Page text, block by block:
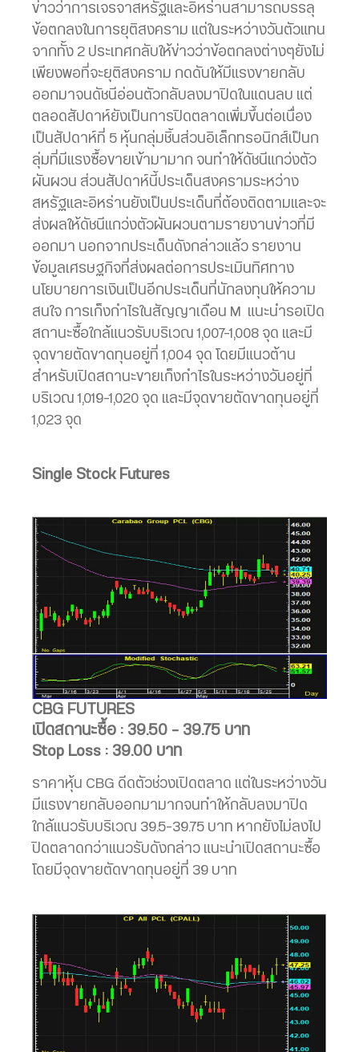
ข่าวว่าการเจรจาสหรัฐและอิหร่านสามารถบรรลุ
ข้อตกลงในการยุติสงคราม แต่ในระหว่างวันตัวแทน
จากทั้ง 2 ประเทศกลับให้ข่าวว่าข้อตกลงต่างๆยังไม่
เพียงพอที่จะยุติสงคราม กดดันให้มีแรงขายกลับ
ออกมาจนดัชนีอ่อนตัวกลับลงมาปิดในแดนลบ แต่
ตลอดสัปดาห์ยังเป็นการปิดตลาดเพิ่มขึ้นต่อเนื่อง
เป็นสัปดาห์ที่ 5 หุ้นกลุ่มชิ้นส่วนอิเล็กทรอนิกส์เป็นก
ลุ่มที่มีแรงซื้อขายเข้ามามาก จนทำให้ดัชนีแกว่งตัว
ผันผวน ส่วนสัปดาห์นี้ประเด็นสงครามระหว่าง
สหรัฐและอิหร่านยังเป็นประเด็นที่ต้องติดตามและจะ
ส่งผลให้ดัชนีแกว่งตัวผันผวนตามรายงานข่าวที่มี
ออกมา นอกจากประเด็นดังกล่าวแล้ว รายงาน
ข้อมูลเศรษฐกิจที่ส่งผลต่อการประเมินทิศทาง
นโยบายการเงินเป็นอีกประเด็นที่นักลงทุนให้ความ
สนใจ การเก็งกำไรในสัญญาเดือน M แนะนำรอเปิด
สถานะซื้อใกล้แนวรับบริเวณ 1,007-1,008 จุด และมี
จุดขายตัดขาดทุนอยู่ที่ 1,004 จุด โดยมีแนวต้าน
สำหรับเปิดสถานะขายเก็งกำไรในระหว่างวันอยู่ที่
บริเวณ 1,019-1,020 จุด และมีจุดขายตัดขาดทุนอยู่ที่
1,023 จุด
Single Stock Futures
CBG FUTURES
เปิดสถานะซื้อ : 39.50 – 39.75 บาท
Stop Loss : 39.00 บาท
ราคาหุ้น CBG ดีดตัวช่วงเปิดตลาด แต่ในระหว่างวัน
มีแรงขายกลับออกมามากจนทำให้กลับลงมาปิด
ใกล้แนวรับบริเวณ 39.5-39.75 บาท หากยังไม่ลงไป
ปิดตลาดกว่าแนวรับดังกล่าว แนะนำเปิดสถานะซื้อ
โดยมีจุดขายตัดขาดทุนอยู่ที่ 39 บาท